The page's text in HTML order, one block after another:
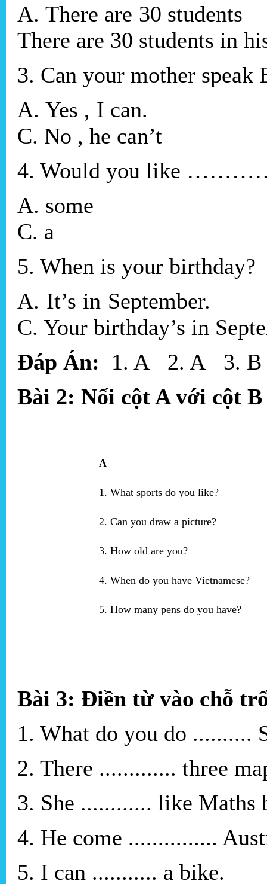
A. There are 30
There are 30 students in
3. Can your mother speak
A. Yes , I can.
C. No , he can’t
4. Would you like
A.
C. a
5. When is your birthday?
A. It’s in
C. Your birthday’s in
Đáp Án: 1. A 2. A 3.
Bài 2: Nối cột A với cột
A
1. What sports do you like?
2. Can you draw a picture?
3. How old are you?
4. When do you have Vietnamese?
5. How many pens do you have?
Bài 3: Điền từ vào chỗ
1. What do you do ..........
2. There ............. three
3. She ............ like Maths
4. He come ...............
5. I can ........... a bike.